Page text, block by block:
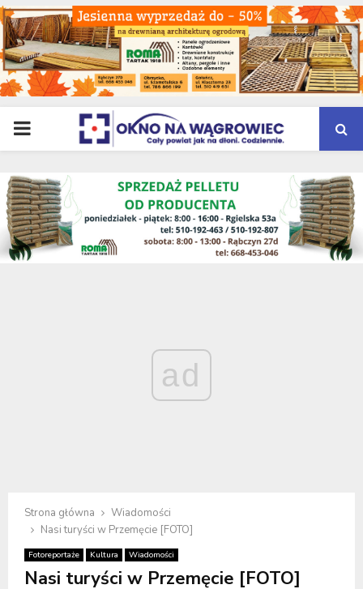
PRIMARY
MENU
ad
Strona główna
Wiadomości
Nasi turyści w Przemęcie [FOTO]
Fotoreportaże Kultura Wiadomości
Nasi turyści w Przemęcie [FOTO]